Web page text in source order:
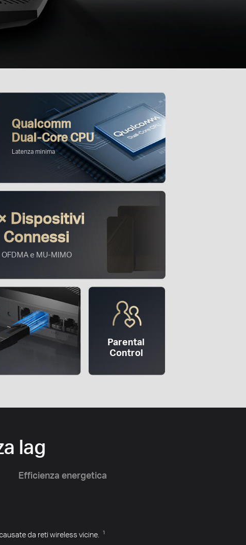
Qualcomm
Dual-Core CPU
Latenza minima
Dispositivi
Connessi
OFDMA e MU-MIMO
Parental
Control
lag
Efficienza energetica
da reti wireless vicine. 1